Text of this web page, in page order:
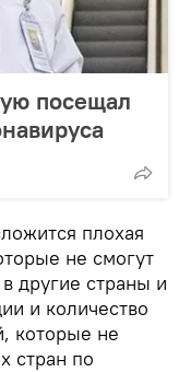
посещал
плохая
не смогут
другие страны и
и количество
которые не
стран по